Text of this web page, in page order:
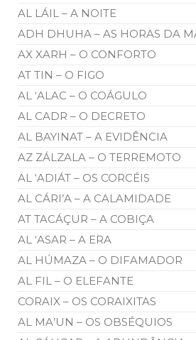
AL LÁIL – A NOITE
ADH DHUHA – AS HORAS DA
AX XARH – O CONFORTO
AT TIN – O FIGO
AL ‘ALAC – O COÁGULO
AL CADR – O DECRETO
AL BAYINAT – A EVIDÊNCIA
AZ ZÁLZALA – O TERREMOTO
AL ‘ADIÁT – OS CORCÉIS
AL CÁRI’A – A CALAMIDADE
AT TACÁÇUR – A COBIÇA
AL ‘ASAR – A ERA
AL HÚMAZA – O DIFAMADOR
AL FIL – O ELEFANTE
CORAIX – OS CORAIXITAS
AL MA’UN – OS OBSÉQUIOS